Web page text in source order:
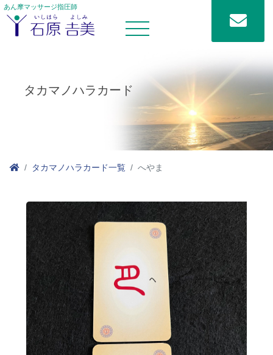
あん摩マッサージ指圧師
タカマノハラカード
タカマノハラカード一覧 へやま